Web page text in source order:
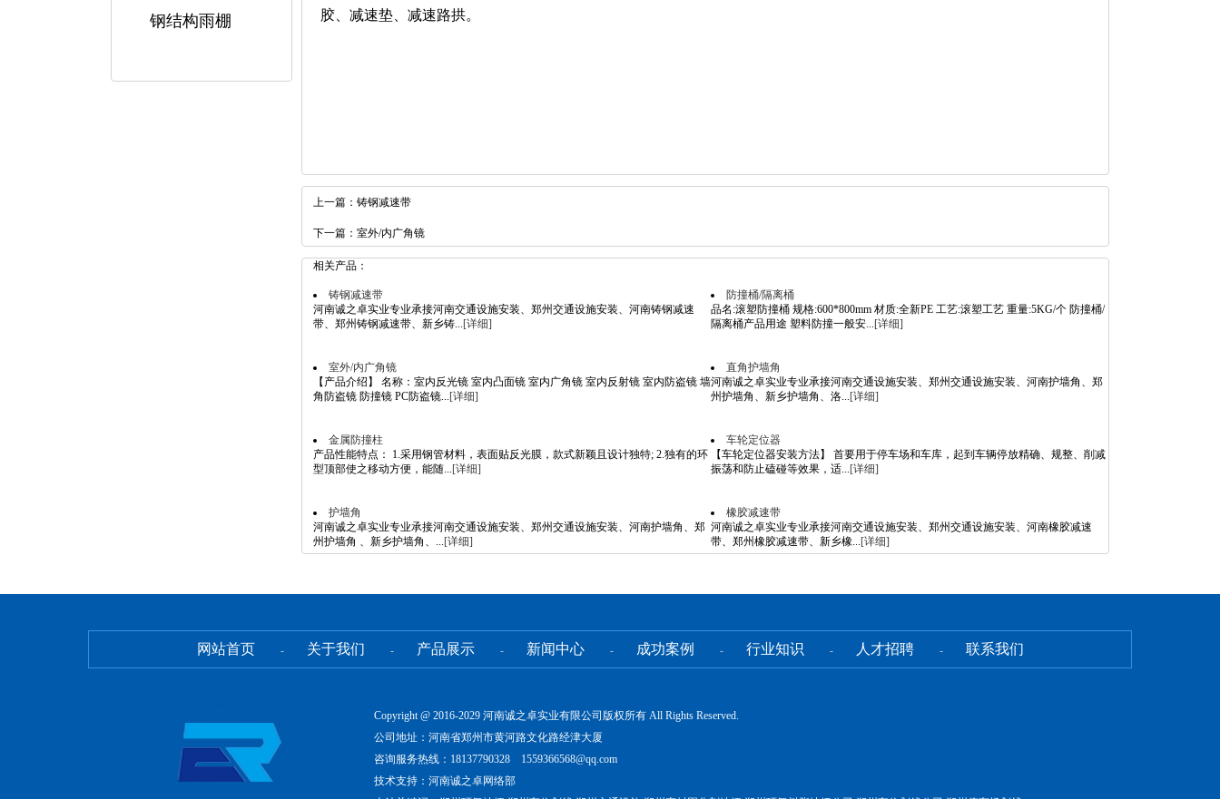
钢结构雨棚
胶、减速垫、减速路拱。
上一篇： 铸钢减速带
下一篇： 室外/内广角镜
相关产品：
铸钢减速带
河南诚之卓实业专业承接河南交通设施安装、郑州交通设施安装、河南铸钢减速
带、郑州铸钢减速带、新乡铸...[详细]
防撞桶/隔离桶
品名:滚塑防撞桶 规格:600*800mm 材质:全新PE 工艺:滚塑工艺 重量:5KG/个 防撞桶/
隔离桶产品用途 塑料防撞一般安...[详细]
室外/内广角镜
【产品介绍】 名称：室内反光镜 室内凸面镜 室内广角镜 室内反射镜 室内防盗镜 墙
角防盗镜 防撞镜 PC防盗镜...[详细]
直角护墙角
河南诚之卓实业专业承接河南交通设施安装、郑州交通设施安装、河南护墙角、郑
州护墙角、新乡护墙角、洛...[详细]
金属防撞柱
产品性能特点： 1.采用钢管材料，表面贴反光膜，款式新颖且设计独特; 2.独有的环
型顶部使之移动方便，能随...[详细]
车轮定位器
【车轮定位器安装方法】 首要用于停车场和车库，起到车辆停放精确、规整、削减
振荡和防止磕碰等效果，适...[详细]
护墙角
河南诚之卓实业专业承接河南交通设施安装、郑州交通设施安装、河南护墙角、郑
州护墙角 、新乡护墙角、...[详细]
橡胶减速带
河南诚之卓实业专业承接河南交通设施安装、郑州交通设施安装、河南橡胶减速
带、郑州橡胶减速带、新乡橡...[详细]
网站首页 - 关于我们 - 产品展示 - 新闻中心 - 成功案例 - 行业知识 - 人才招聘 - 联系我们
Copyright @ 2016-2029 河南诚之卓实业有限公司版权所有 All Rights Reserved.
公司地址：河南省郑州市黄河路文化路经津大厦
咨询服务热线：18137790328 1559366568@qq.com
技术支持：河南诚之卓网络部